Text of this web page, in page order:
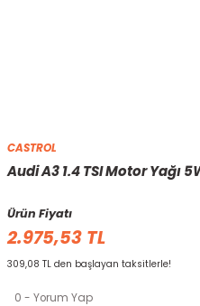
CASTROL
Audi A3 1.4 TSI Motor Yağı
Ürün Fiyatı
2.975,53 TL
309,08 TL den başlayan taksitlerle!
0 - Yorum Yap